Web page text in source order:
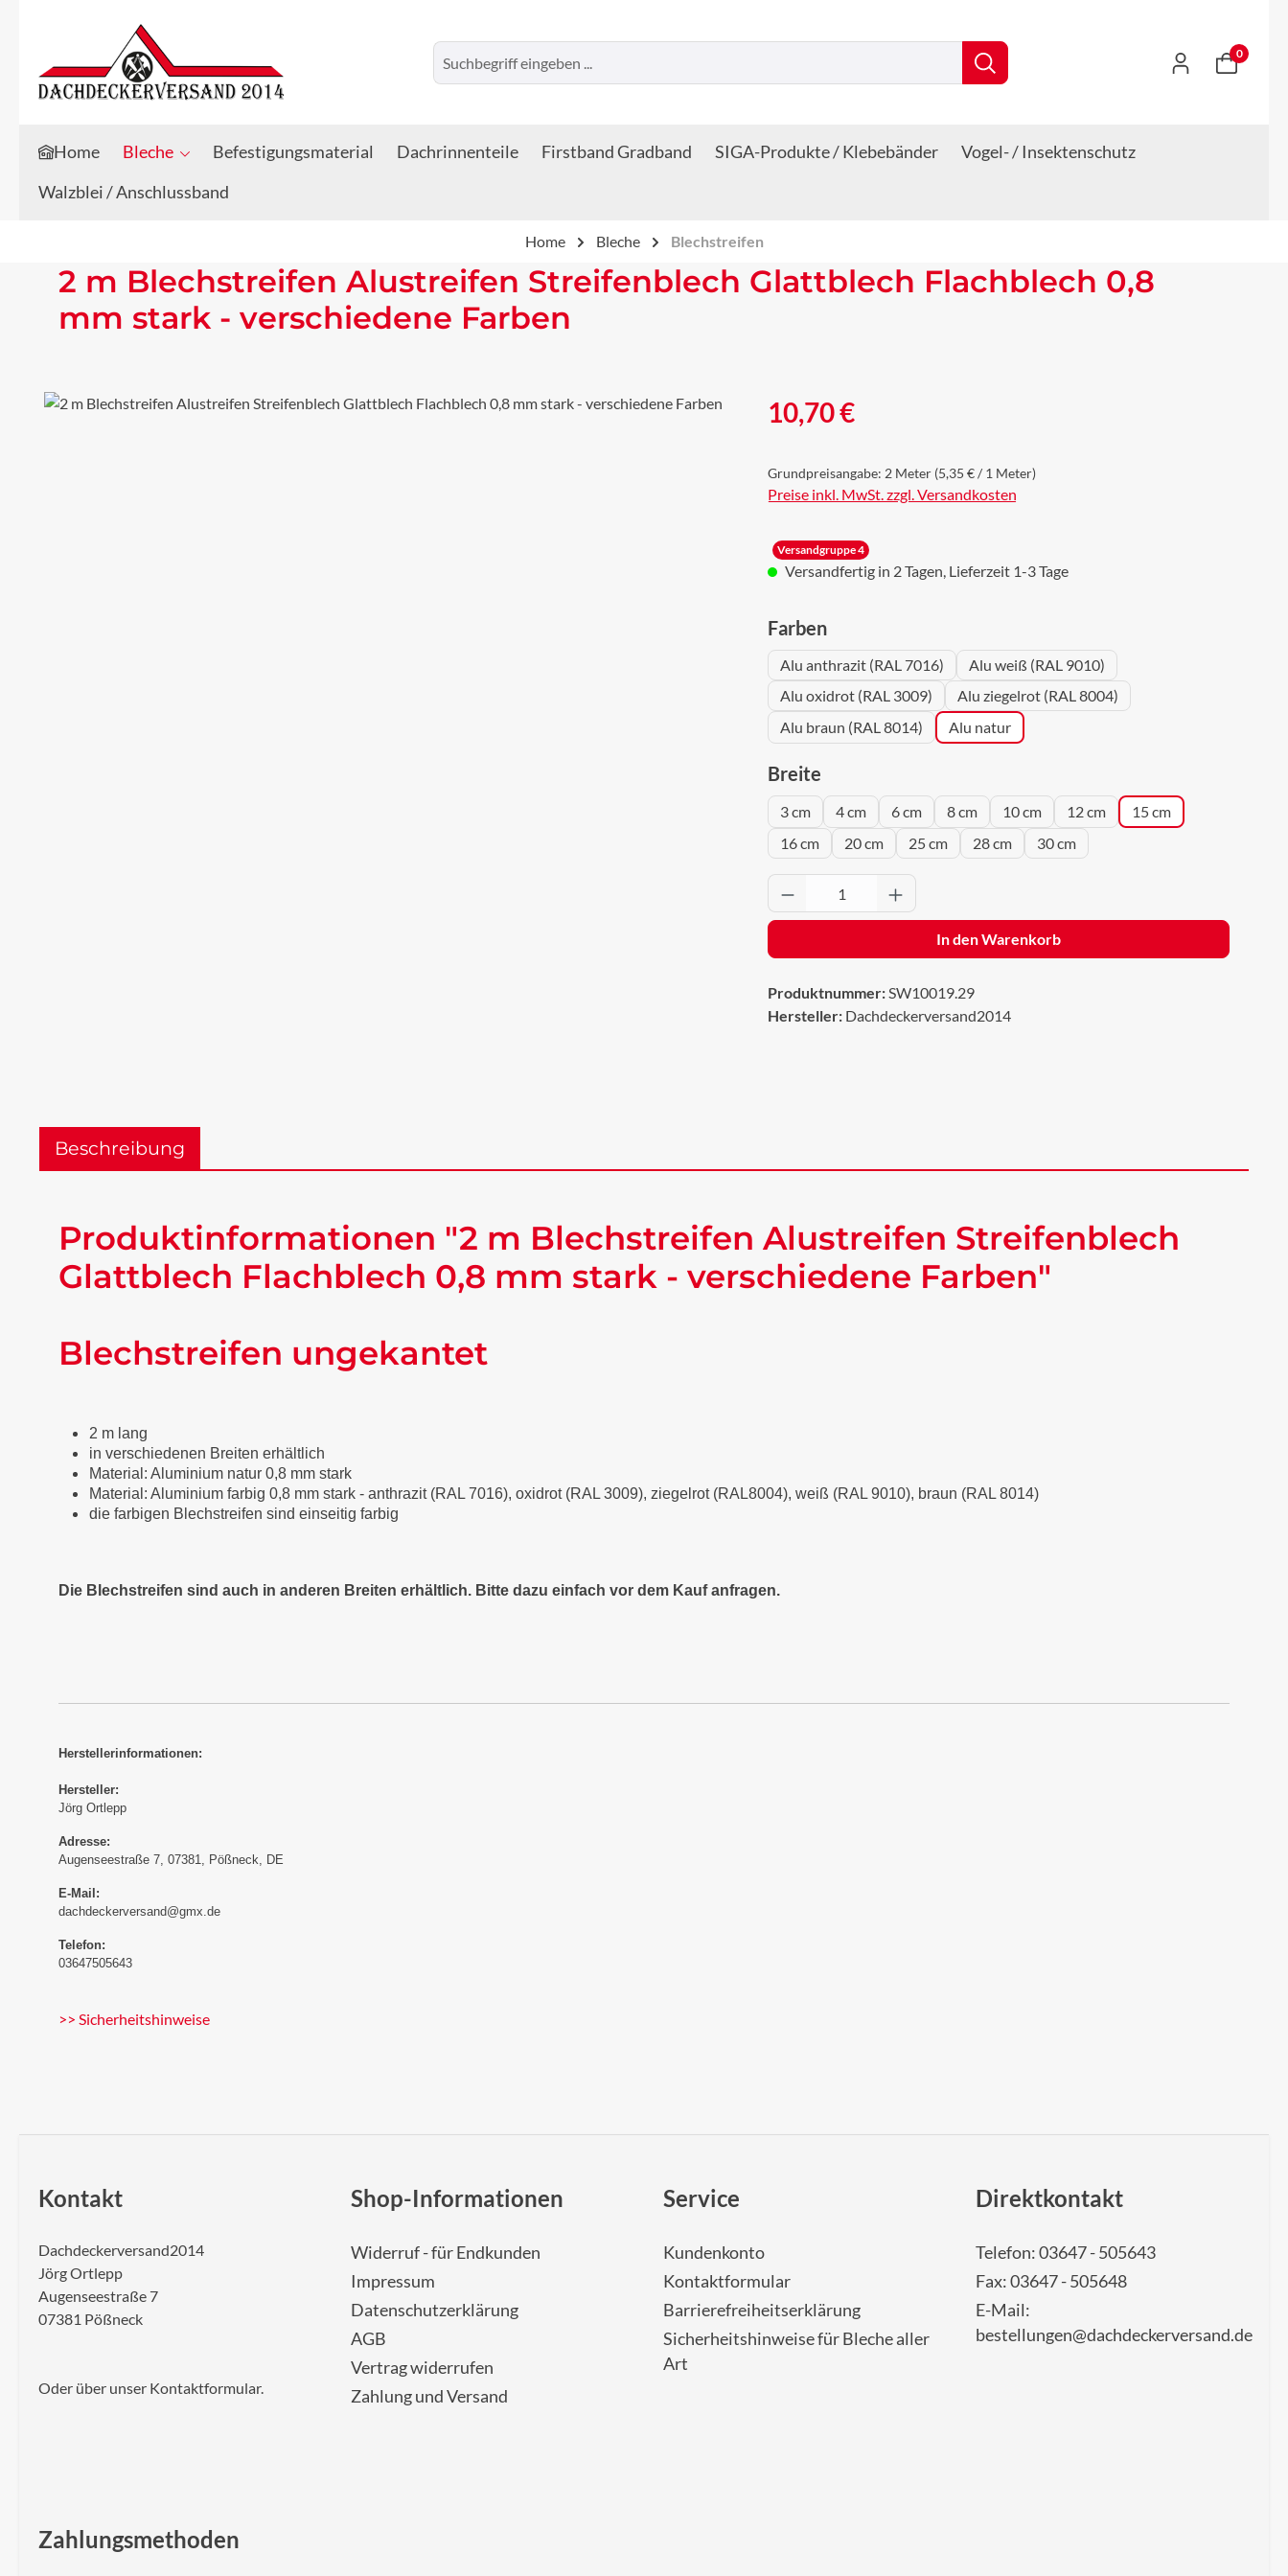
Zum Hauptinhalt springen
Zur Suche springen
0
Home Bleche Befestigungsmaterial Dachrinnenteile Firstband Gradband SIGA-Produkte / Klebebänder
Vogel- / Insektenschutz
Walzblei / Anschlussband
Home Bleche Blechstreifen
2 m Blechstreifen Alustreifen Streifenblech Glattblech Flachblech 0,8
mm stark - verschiedene Farben
Bildergalerie überspringen Regulärer Preis:
10,70 €
Grundpreisangabe: 2 Meter (5,35 € / 1 Meter)
Preise inkl. MwSt. zzgl. Versandkosten
Versandgruppe 4
Versandfertig in 2 Tagen, Lieferzeit 1-3 Tage
Farbenauswählen
Alu anthrazit (RAL 7016)
Alu weiß (RAL 9010)
Alu oxidrot (RAL 3009)
Alu ziegelrot (RAL 8004)
Alu braun (RAL 8014)
Alu natur
Breiteauswählen
3 cm 4 cm 6 cm 8 cm 10 cm 12 cm
15 cm
16 cm
20 cm 25 cm 28 cm 30 cm
Produkt Anzahl: Gib den gewünschten Wert ein
In den Warenkorb
Produktnummer:SW10019.29
Hersteller: Dachdeckerversand2014
Beschreibung
Produktinformationen "2 m Blechstreifen Alustreifen Streifenblech
Glattblech Flachblech 0,8 mm stark - verschiedene Farben"
Blechstreifen ungekantet
2 m lang
in verschiedenen Breiten erhältlich
Material: Aluminium natur 0,8 mm stark
Material: Aluminium farbig 0,8 mm stark - anthrazit (RAL 7016), oxidrot (RAL 3009), ziegelrot (RAL8004), weiß (RAL 9010), braun (RAL 8014)
die farbigen Blechstreifen sind einseitig farbig
Die Blechstreifen sind auch in anderen Breiten erhältlich. Bitte dazu einfach vor dem Kauf anfragen.
Herstellerinformationen:
Hersteller:
Jörg Ortlepp
Adresse:
Augenseestraße 7, 07381, Pößneck, DE
E-Mail:
dachdeckerversand@gmx.de
Telefon:
03647505643
>> Sicherheitshinweise
Kontakt
Dachdeckerversand2014
Jörg Ortlepp
Augenseestraße 7
07381 Pößneck
Oder über unser Kontaktformular.
Shop-Informationen
Widerruf - für Endkunden
Impressum
Datenschutzerklärung
AGB
Vertrag widerrufen
Zahlung und Versand
Service
Kundenkonto
Kontaktformular
Barrierefreiheitserklärung
Sicherheitshinweise für Bleche aller
Art
Direktkontakt
Telefon: 03647 - 505643
Fax: 03647 - 505648
E-Mail:
bestellungen@dachdeckerversand.de
Zahlungsmethoden